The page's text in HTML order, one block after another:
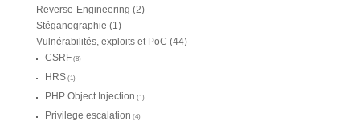
Reverse-Engineering (2)
Stéganographie (1)
Vulnérabilités, exploits et PoC (44)
CSRF (8)
HRS (1)
PHP Object Injection (1)
Privilege escalation (4)